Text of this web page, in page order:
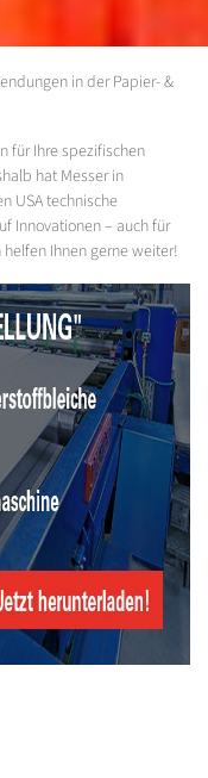
in der Papier- &
für Ihre spezifischen
hat Messer in
USA technische
Innovationen – auch für
Ihnen gerne weiter!